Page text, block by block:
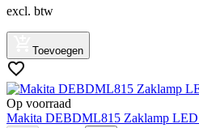
excl. btw
Toevoegen
Op voorraad
Makita DEBDML815 Zaklamp